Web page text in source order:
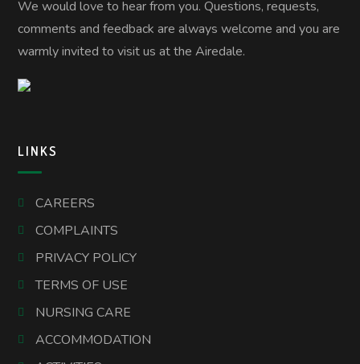
We would love to hear from you. Questions, requests,
comments and feedback are always welcome and you are
warmly invited to visit us at the Airedale.
LINKS
CAREERS
COMPLAINTS
PRIVACY POLICY
TERMS OF USE
NURSING CARE
ACCOMMODATION